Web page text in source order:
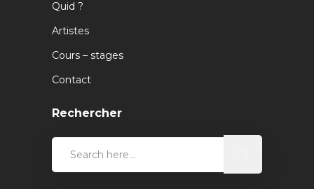
Quid ?
Artistes
Cours – stages
Contact
Rechercher